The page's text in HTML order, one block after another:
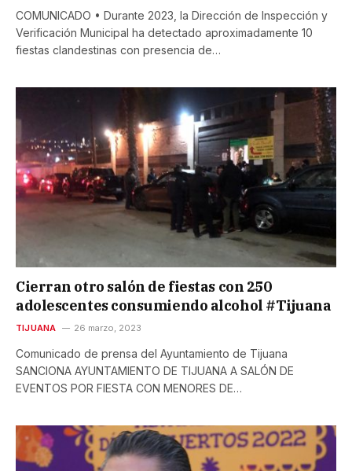
COMUNICADO • Durante 2023, la Dirección de Inspección y
Verificación Municipal ha detectado aproximadamente 10
fiestas clandestinas con presencia de…
Cierran otro salón de fiestas con 250
adolescentes consumiendo alcohol #Tijuana
TIJUANA 26 marzo, 2023
Comunicado de prensa del Ayuntamiento de Tijuana
SANCIONA AYUNTAMIENTO DE TIJUANA A SALÓN DE
EVENTOS POR FIESTA CON MENORES DE…